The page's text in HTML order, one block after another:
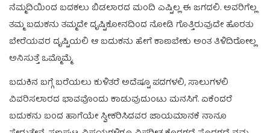
ನೆಮ್ಮದಿಯಿಂದ ಬದಕಲು ಬಿಡಲಾರದ ಮಂದಿ ಎಷ್ಟಿಲ್ಲ ಈ ಜಗದಲಿ. ಅವರಿಗೆಲ್ಲ
ತಮ್ಮ ಬದುಕನು ತಮ್ಮದೇ ದೃಷ್ಟಿಕೋನದಿಂದ ನೋಡಿ ಗೊತ್ತಿರುವುದೇ ಹೊರತು
ಬೇರೆಯವರ ದೃಷ್ಟಿಯಲಿ ಆ ಬದುಕನು ಹೇಗೆ ಕಾಣಬೇಕು ಅಂತ ತಿಳಿದಿರೋಲ್ಲ
ಅನಿಸುತ್ತೆ ಒಮ್ಮೊಮ್ಮೆ.
ಬದುಕಿನ ಬಗ್ಗೆ ಬರೆಯಲು ಕುಳಿತರೆ ಅದೆಷ್ಟೂ ಪದಗಳಲಿ, ಸಾಲುಗಳಲಿ
ವಿವರಿಸಲಾರದ ಭಾವವೊಂದು ಕಾಡುವುದುಂಟು ಮನಸಿಗೆ. ಏಕೆಂದರೆ
ಬದುಕನು ಬಂದ ಹಾಗೆಯೇ ಸ್ವೀಕರಿಸಿದವರ ಜಾಯಮಾನಕೆ ನಾನೂ